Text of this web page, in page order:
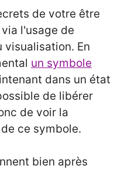
de votre être
l'usage de
En
un symbole
dans un état
de libérer
de voir la
ce symbole.
bien après